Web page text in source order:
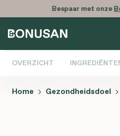
Bespaar met onze
OVERZICHT
Home Gezondheidsdoel